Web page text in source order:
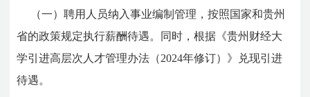
（一）聘用人员纳入事业编制管理，按照国家和贵州
省的政策规定执行薪酬待遇。同时，根据《贵州财经大
学引进高层次人才管理办法（2024年修订）》
兑现引进
待遇。